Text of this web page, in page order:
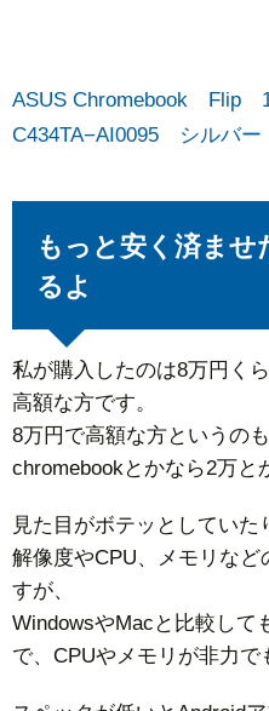
ASUS Chromebook Flip
C434TA−AI0095 シルバー
もっと安く済ま
るよ
私が購入したのは8万円く
高額な方です。
8万円で高額な方というの
chromebookとかなら2万と
見た目がボテッとしていた
解像度やCPU、メモリなど
すが、
WindowsやMacと比較して
で、CPUやメモリが非力で